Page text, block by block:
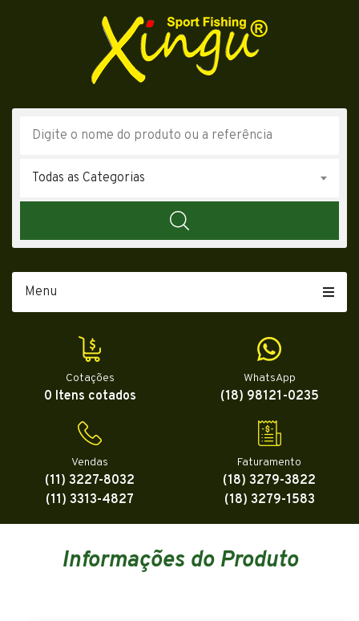
Todas as Categorias
Menu
Cotações
0 Itens cotados
WhatsApp
(18) 98121-0235
Vendas
(11) 3227-8032
(11) 3313-4827
Faturamento
(18) 3279-3822
(18) 3279-1583
Informações do Produto